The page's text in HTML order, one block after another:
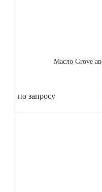
Масло Grove
по запросу